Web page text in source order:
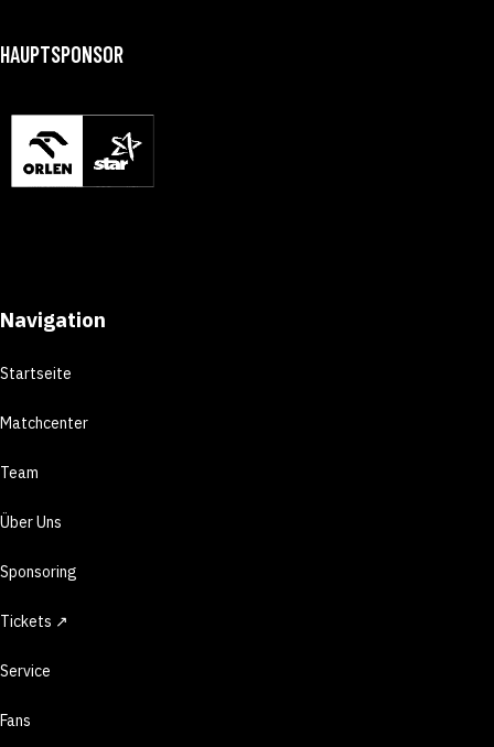
HAUPTSPONSOR
Navigation
Startseite
Matchcenter
Team
Über Uns
Sponsoring
Tickets ↗
Service
Fans